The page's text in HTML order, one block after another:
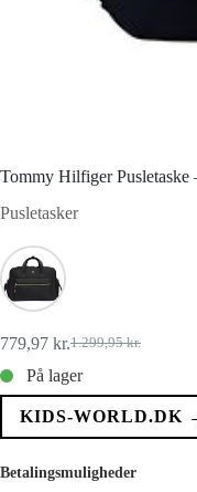
Tommy Hilfiger Pusletaske
Pusletasker
1.299,95kr.
Den
oprindelige
pris
var:
779,97 kr.Den
aktuelle
pris
er:
På lager
KIDS-WORLD.DK
Betalingsmuligheder